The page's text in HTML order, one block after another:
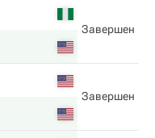
Завершен
Завершен